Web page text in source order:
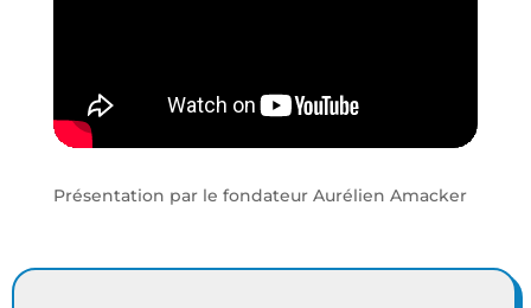
Présentation par le fondateur Aurélien Amacker